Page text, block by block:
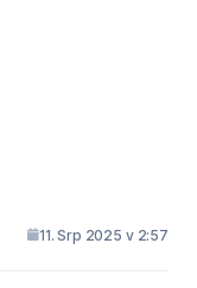
11. Srp 2025 v 2:57